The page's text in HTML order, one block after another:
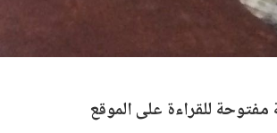
للقراءة على الموقع